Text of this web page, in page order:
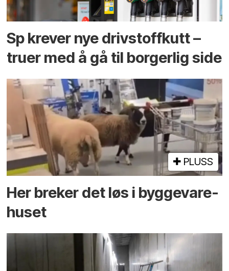
Sp krever nye drivstoffkutt –
truer med å gå til borgerlig side
PLUSS
Her breker det løs i bygge­vare­
huset